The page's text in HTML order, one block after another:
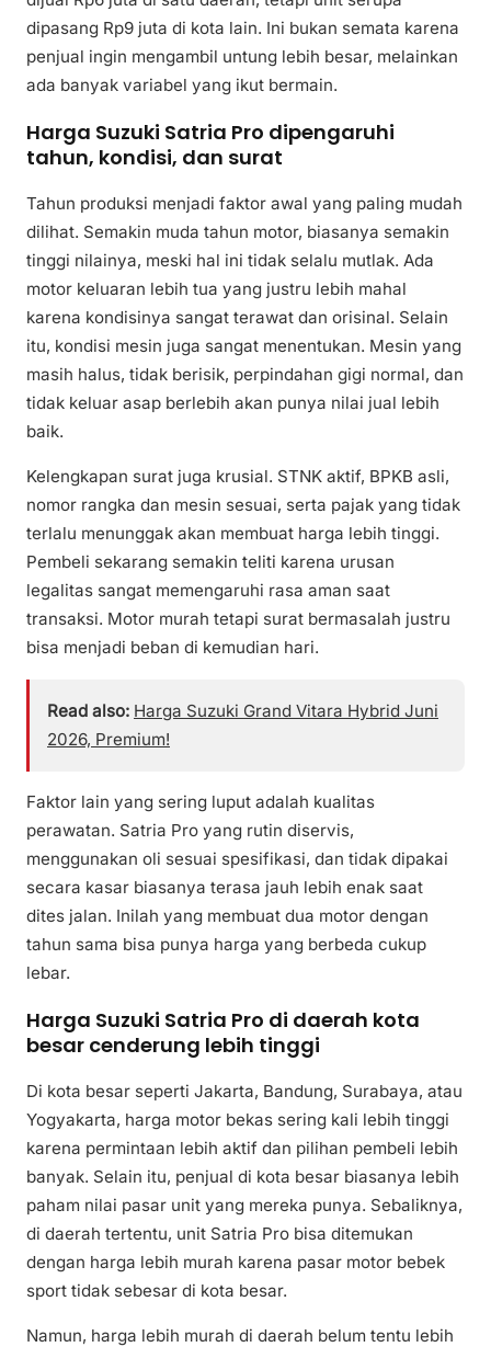
dipasang Rp9 juta di kota lain. Ini bukan semata karena
penjual ingin mengambil untung lebih besar, melainkan
ada banyak variabel yang ikut bermain.
Harga Suzuki Satria Pro dipengaruhi
tahun, kondisi, dan surat
Tahun produksi menjadi faktor awal yang paling mudah
dilihat. Semakin muda tahun motor, biasanya semakin
tinggi nilainya, meski hal ini tidak selalu mutlak. Ada
motor keluaran lebih tua yang justru lebih mahal
karena kondisinya sangat terawat dan orisinal. Selain
itu, kondisi mesin juga sangat menentukan. Mesin yang
masih halus, tidak berisik, perpindahan gigi normal, dan
tidak keluar asap berlebih akan punya nilai jual lebih
baik.
Kelengkapan surat juga krusial. STNK aktif, BPKB asli,
nomor rangka dan mesin sesuai, serta pajak yang tidak
terlalu menunggak akan membuat harga lebih tinggi.
Pembeli sekarang semakin teliti karena urusan
legalitas sangat memengaruhi rasa aman saat
transaksi. Motor murah tetapi surat bermasalah justru
bisa menjadi beban di kemudian hari.
Read also: Harga Suzuki Grand Vitara Hybrid Juni
2026, Premium!
Faktor lain yang sering luput adalah kualitas
perawatan. Satria Pro yang rutin diservis,
menggunakan oli sesuai spesifikasi, dan tidak dipakai
secara kasar biasanya terasa jauh lebih enak saat
dites jalan. Inilah yang membuat dua motor dengan
tahun sama bisa punya harga yang berbeda cukup
lebar.
Harga Suzuki Satria Pro di daerah kota
besar cenderung lebih tinggi
Di kota besar seperti Jakarta, Bandung, Surabaya, atau
Yogyakarta, harga motor bekas sering kali lebih tinggi
karena permintaan lebih aktif dan pilihan pembeli lebih
banyak. Selain itu, penjual di kota besar biasanya lebih
paham nilai pasar unit yang mereka punya. Sebaliknya,
di daerah tertentu, unit Satria Pro bisa ditemukan
dengan harga lebih murah karena pasar motor bebek
sport tidak sebesar di kota besar.
Namun, harga lebih murah di daerah belum tentu lebih